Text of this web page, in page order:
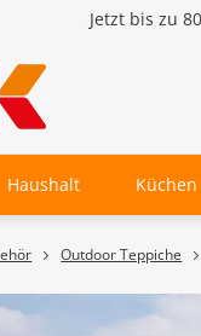
Jetzt bis zu
Haushalt Küchen
Outdoor Teppiche